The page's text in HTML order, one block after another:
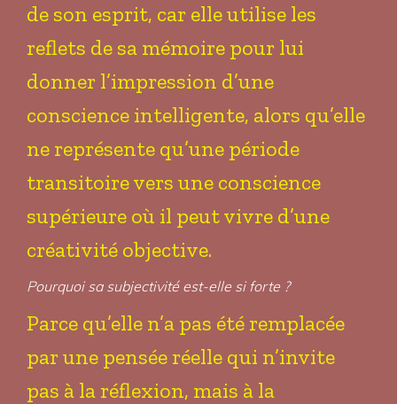
de son esprit, car elle utilise les
reflets de sa mémoire pour lui
donner l’impression d’une
conscience intelligente, alors qu’elle
ne représente qu’une période
transitoire vers une conscience
supérieure où il peut vivre d’une
créativité objective.
Pourquoi sa subjectivité est-elle si forte ?
Parce qu’elle n’a pas été remplacée
par une pensée réelle qui n’invite
pas à la réflexion, mais à la